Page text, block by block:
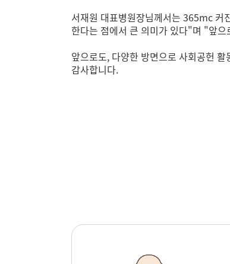
서재원 대표병원장님께서는 365mc 커
한다는 점에서 큰 의미가 있다"며 "앞
앞으로도, 다양한 방면으로 사회공헌
감사합니다.